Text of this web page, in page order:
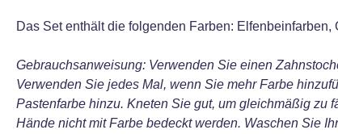
Das Set enthält die folgenden Farben:
Gebrauchsanweisung: Verwenden Sie einen
Verwenden Sie jedes Mal, wenn Sie mehr Farbe
Pastenfarbe hinzu. Kneten Sie gut, um gleichmäßig zu
Hände nicht mit Farbe bedeckt werden. Waschen Sie